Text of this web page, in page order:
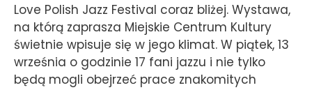
Love Polish Jazz Festival coraz bliżej. Wystawa,
na którą zaprasza Miejskie Centrum Kultury
świetnie wpisuje się w jego klimat. W piątek, 13
września o godzinie 17 fani jazzu i nie tylko
będą mogli obejrzeć prace znakomitych